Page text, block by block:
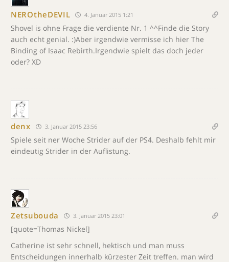
NEROtheDEVIL 4. Januar 2015 1:21
Shovel is ohne Frage die verdiente Nr. 1 ^^Finde die Story
auch echt genial. :)Aber irgendwie vermisse ich hier The
Binding of Isaac Rebirth.Irgendwie spielt das doch jeder
oder? XD
denx 3. Januar 2015 23:56
Spiele seit ner Woche Strider auf der PS4. Deshalb fehlt mir
eindeutig Strider in der Auflistung.
Zetsubouda 3. Januar 2015 23:01
[quote=Thomas Nickel]
Catherine ist sehr schnell, hektisch und man muss
Entscheidungen innerhalb kürzester Zeit treffen. man wird